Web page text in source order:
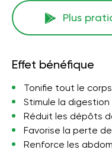
Plus
Effet bénéfique
Tonifie tout le corps
Stimule la digestion
Réduit les dépôts
Favorise la perte
Renforce les